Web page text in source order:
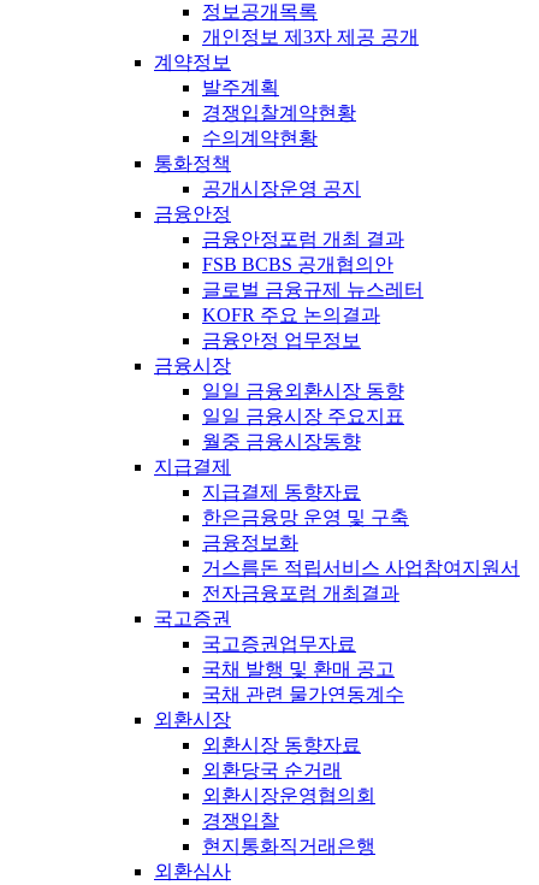
정보공개목록
개인정보 제3자 제공 공개
계약정보
발주계획
경쟁입찰계약현황
수의계약현황
통화정책
공개시장운영 공지
금융안정
금융안정포럼 개최 결과
FSB BCBS 공개협의안
글로벌 금융규제 뉴스레터
KOFR 주요 논의결과
금융안정 업무정보
금융시장
일일 금융외환시장 동향
일일 금융시장 주요지표
월중 금융시장동향
지급결제
지급결제 동향자료
한은금융망 운영 및 구축
금융정보화
거스름돈 적립서비스 사업참여지원서
전자금융포럼 개최결과
국고증권
국고증권업무자료
국채 발행 및 환매 공고
국채 관련 물가연동계수
외환시장
외환시장 동향자료
외환당국 순거래
외환시장운영협의회
경쟁입찰
현지통화직거래은행
외환심사